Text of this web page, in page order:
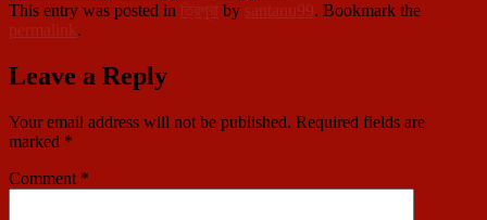
This entry was posted in ত্রিপুরা by santanu99. Bookmark the
permalink.
Leave a Reply
Your email address will not be published. Required fields are
marked *
Comment *